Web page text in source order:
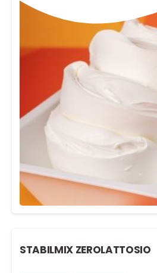
STABILMIX ZEROLATTOSIO